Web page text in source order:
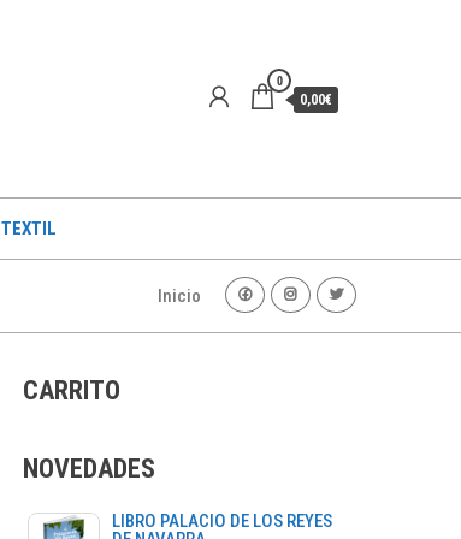
0
0,00€
TEXTIL
Inicio
CARRITO
NOVEDADES
LIBRO PALACIO DE LOS REYES